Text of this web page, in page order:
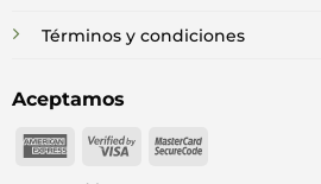
Términos y condiciones
Aceptamos
American
Visa
MasterCard